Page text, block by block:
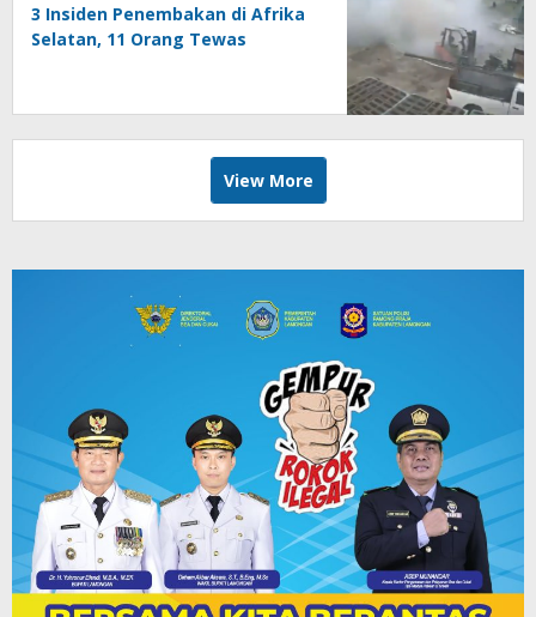
3 Insiden Penembakan di Afrika
Selatan, 11 Orang Tewas
View More